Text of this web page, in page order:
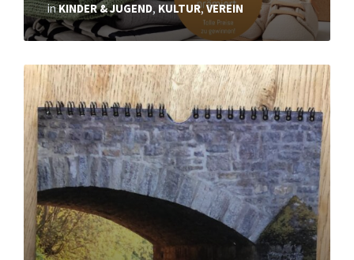
inKINDER & JUGEND, KULTUR,VEREIN
Mehr
erfahren